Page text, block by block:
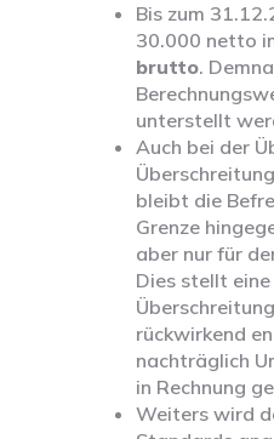
Bis zum
30.000 netto
brutto.
unterstellt
Auch bei der
bleibt die
Grenze
aber nur für
Dies stellt eine
rückwirkend
nachträglich
in Rechnung
Weiters wird